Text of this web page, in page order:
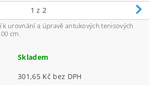
1 z 2
k urovnání a úpravě antukových tenisových
cm.
Skladem
301,65 Kč bez DPH